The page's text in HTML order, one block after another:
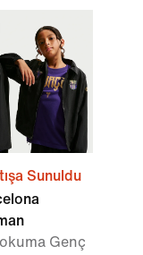
Sunuldu
Genç